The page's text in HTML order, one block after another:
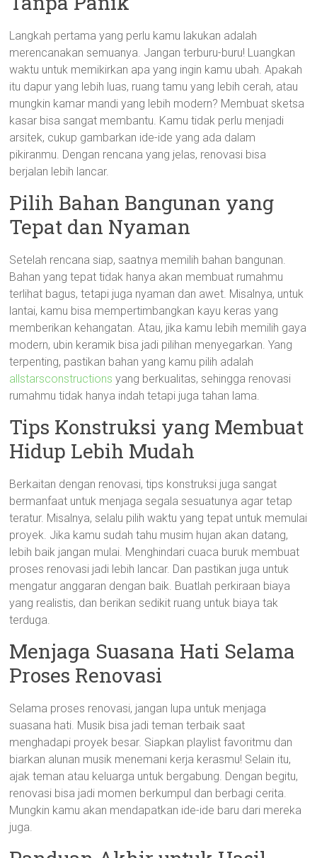
Langkah pertama yang perlu kamu lakukan adalah
merencanakan semuanya. Jangan terburu-buru! Luangkan
waktu untuk memikirkan apa yang ingin kamu ubah. Apakah
itu dapur yang lebih luas, ruang tamu yang lebih cerah, atau
mungkin kamar mandi yang lebih modern? Membuat sketsa
kasar bisa sangat membantu. Kamu tidak perlu menjadi
arsitek, cukup gambarkan ide-ide yang ada dalam
pikiranmu. Dengan rencana yang jelas, renovasi bisa
berjalan lebih lancar.
Pilih Bahan Bangunan yang
Tepat dan Nyaman
Setelah rencana siap, saatnya memilih bahan bangunan.
Bahan yang tepat tidak hanya akan membuat rumahmu
terlihat bagus, tetapi juga nyaman dan awet. Misalnya, untuk
lantai, kamu bisa mempertimbangkan kayu keras yang
memberikan kehangatan. Atau, jika kamu lebih memilih gaya
modern, ubin keramik bisa jadi pilihan menyegarkan. Yang
terpenting, pastikan bahan yang kamu pilih adalah
allstarsconstructions yang berkualitas, sehingga renovasi
rumahmu tidak hanya indah tetapi juga tahan lama.
Tips Konstruksi yang Membuat
Hidup Lebih Mudah
Berkaitan dengan renovasi, tips konstruksi juga sangat
bermanfaat untuk menjaga segala sesuatunya agar tetap
teratur. Misalnya, selalu pilih waktu yang tepat untuk memulai
proyek. Jika kamu sudah tahu musim hujan akan datang,
lebih baik jangan mulai. Menghindari cuaca buruk membuat
proses renovasi jadi lebih lancar. Dan pastikan juga untuk
mengatur anggaran dengan baik. Buatlah perkiraan biaya
yang realistis, dan berikan sedikit ruang untuk biaya tak
terduga.
Menjaga Suasana Hati Selama
Proses Renovasi
Selama proses renovasi, jangan lupa untuk menjaga
suasana hati. Musik bisa jadi teman terbaik saat
menghadapi proyek besar. Siapkan playlist favoritmu dan
biarkan alunan musik menemani kerja kerasmu! Selain itu,
ajak teman atau keluarga untuk bergabung. Dengan begitu,
renovasi bisa jadi momen berkumpul dan berbagi cerita.
Mungkin kamu akan mendapatkan ide-ide baru dari mereka
juga.